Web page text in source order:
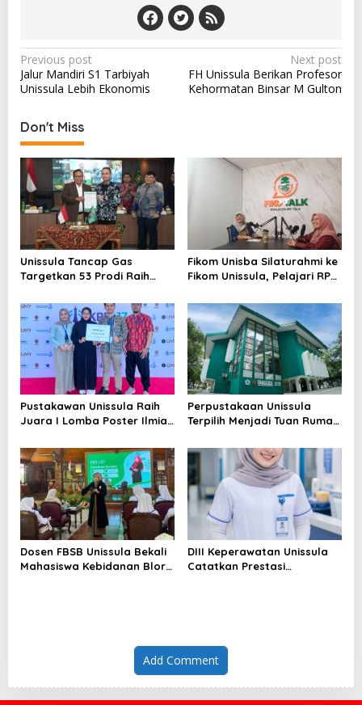
Post
navigation
Previous post
Jalur Mandiri S1 Tarbiyah
Unissula Lebih Ekonomis
Next post
FH Unissula Berikan Profesor
Kehormatan Binsar M Gulton
Don't Miss
Unissula Tancap Gas
Targetkan 53 Prodi Raih
ACQUIN Lewat Jalur Fast
Track
Fikom Unisba Silaturahmi ke
Fikom Unissula, Pelajari RPL
Laboratorium Unggulan
Pustakawan Unissula Raih
Juara I Lomba Poster Ilmiah
Perpustakaan Unissula
Terpilih Menjadi Tuan Rumah
Dosen FBSB Unissula Bekali
Mahasiswa Kebidanan Blora
DIII Keperawatan Unissula
Catatkan Prestasi
Add Comment